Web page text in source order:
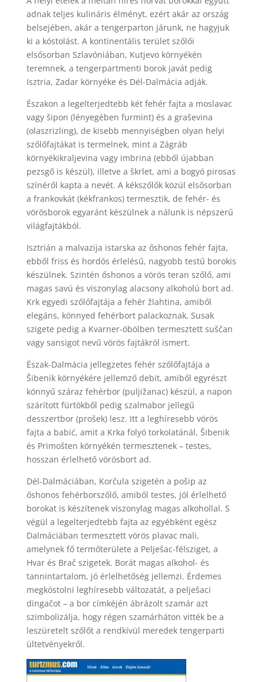
adnak teljes kulináris élményt, ezért akár az ország
belsejében, akár a tengerparton járunk, ne hagyjuk
ki a kóstolást. A kontinentális terület szőlői
elsősorban Szlavóniában, Kutjevo környékén
teremnek, a tengerpartmenti borok javát pedig
Isztria, Zadar környéke és Dél-Dalmácia adják.
Északon a legelterjedtebb két fehér fajta a moslavac
vagy šipon (lényegében furmint) és a graševina
(olaszrizling), de kisebb mennyiségben olyan helyi
szőlőfajtákat is termelnek, mint a Zágráb
környékikraljevina vagy imbrina (ebből újabban
pezsgő is készül), illetve a škrlet, ami a bogyó pirosas
színéről kapta a nevét. A kékszőlők közül elsősorban
a frankovkát (kékfrankos) termesztik, de fehér- és
vörösborok egyaránt készülnek a nálunk is népszerű
világfajtákból.
Isztrián a malvazija istarska az őshonos fehér fajta,
ebből friss és hordós érlelésű, nagyobb testű borokis
készülnek. Szintén őshonos a vörös teran szőlő, ami
magas savú és viszonylag alacsony alkoholú bort ad.
Krk egyedi szőlőfajtája a fehér žlahtina, amiből
elegáns, könnyed fehérbort palackoznak, Susak
szigete pedig a Kvarner-öbölben termesztett suščan
vagy sansigot nevű vörös fajtákról ismert.
Észak-Dalmácia jellegzetes fehér szőlőfajtája a
Šibenik környékére jellemző debit, amiből egyrészt
könnyű száraz fehérbor (puljižanac) készül, a napon
szárított fürtökből pedig szalmabor jellegű
desszertbor (prošek) lesz. Itt a leghíresebb vörös
fajta a babić, amit a Krka folyó torkolatánál, Šibenik
és Primošten környékén termesztenek – testes,
hosszan érlelhető vörösbort ad.
Dél-Dalmáciában, Korčula szigetén a pošip az
őshonos fehérborszőlő, amiből testes, jól érlelhető
borokat is készítenek viszonylag magas alkohollal. S
végül a legelterjedtebb fajta az egyébként egész
Dalmáciában termesztett vörös plavac mali,
amelynek fő termőterülete a Pelješac-félsziget, a
Hvar és Brač szigetek. Borát magas alkohol- és
tannintartalom, jó érlelhetőség jellemzi. Érdemes
megkóstolni leghíresebb változatát, a pelješaci
dingačot – a bor címkéjén ábrázolt szamár azt
szimbolizálja, hogy régen szamárháton vitték be a
leszüretelt szőlőt a rendkívül meredek tengerparti
ültetvényekről.